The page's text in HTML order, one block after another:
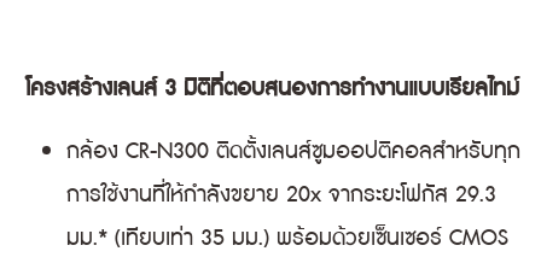
โครงสร้างเลนส์ 3 มิติที่ตอบสนองการทำงานแบบเรียลไทม์
กล้อง CR-N300 ติดตั้งเลนส์ซูมออปติคอลสำหรับทุก
การใช้งานที่ให้กำลังขยาย 20x จากระยะโฟกัส 29.3
มม.* (เทียบเท่า 35 มม.) พร้อมด้วยเซ็นเซอร์ CMOS